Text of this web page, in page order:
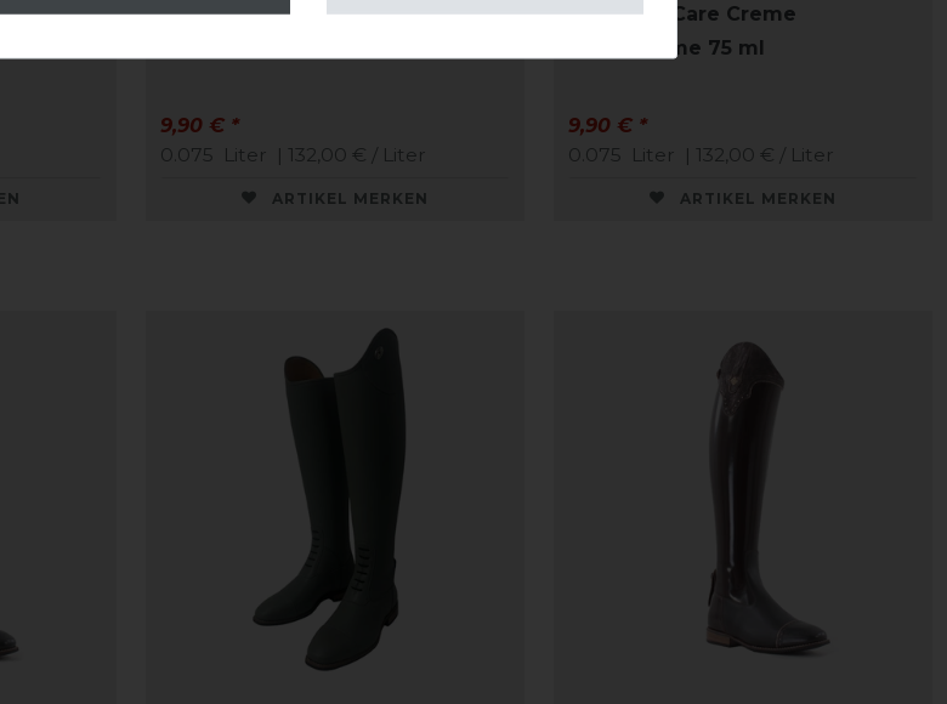
CAVALLO Care Creme
9,90 € *
0.075 Liter | 132,00 € / Liter
ARTIKEL MERKEN
CAVALLO Care Creme
Schuhcreme 75 ml
9,90 € *
0.075 Liter | 132,00 € / Liter
ARTIKEL MERKEN